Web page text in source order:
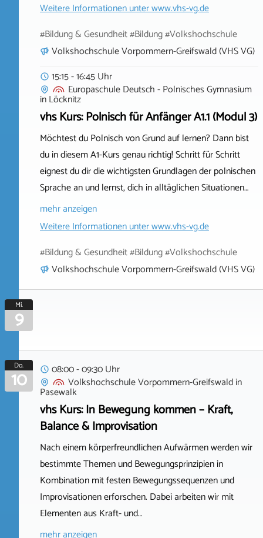
Weitere Informationen unterwww.vhs-vg.de
#Bildung & Gesundheit #Bildung #Volkshochschule
Volkshochschule Vorpommern-Greifswald (VHS VG)
15:15 - 16:45 Uhr
Europaschule Deutsch - Polnisches Gymnasium
inLöcknitz
vhs Kurs: Polnisch für Anfänger A1.1 (Modul 3)
Möchtest du Polnisch von Grund auf lernen? Dann bist
du in diesem A1-Kurs genau richtig! Schritt für Schritt
eignest du dir die wichtigsten Grundlagen der polnischen
Sprache an und lernst, dich in alltäglichen Situationen…
mehr anzeigen
Weitere Informationen unterwww.vhs-vg.de
#Bildung & Gesundheit #Bildung #Volkshochschule
Volkshochschule Vorpommern-Greifswald (VHS VG)
Mi.
9
Do.
10
08:00 - 09:30 Uhr
Volkshochschule Vorpommern-Greifswaldin
Pasewalk
vhs Kurs: In Bewegung kommen – Kraft,
Balance & Improvisation
Nach einem körperfreundlichen Aufwärmen werden wir
bestimmte Themen und Bewegungsprinzipien in
Kombination mit festen Bewegungssequenzen und
Improvisationen erforschen. Dabei arbeiten wir mit
Elementen aus Kraft- und…
mehr anzeigen